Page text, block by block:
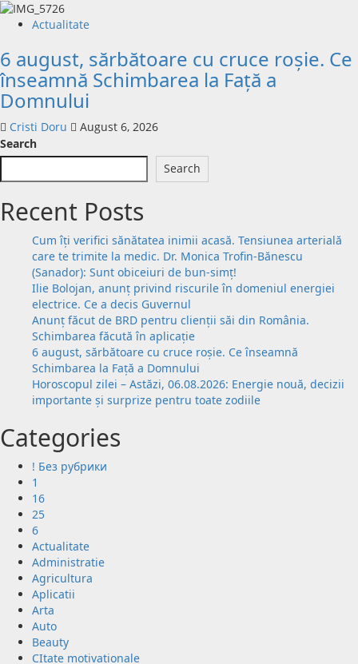
Actualitate
6 august, sărbătoare cu cruce roșie. Ce
înseamnă Schimbarea la Față a
Domnului
Cristi Doru
August 6, 2026
Search
Search
Recent Posts
Cum îți verifici sănătatea inimii acasă. Tensiunea arterială
care te trimite la medic. Dr. Monica Trofin-Bănescu
(Sanador): Sunt obiceiuri de bun-simț!
Ilie Bolojan, anunț privind riscurile în domeniul energiei
electrice. Ce a decis Guvernul
Anunț făcut de BRD pentru clienții săi din România.
Schimbarea făcută în aplicație
6 august, sărbătoare cu cruce roșie. Ce înseamnă
Schimbarea la Față a Domnului
Horoscopul zilei – Astăzi, 06.08.2026: Energie nouă, decizii
importante și surprize pentru toate zodiile
Categories
! Без рубрики
1
16
25
6
Actualitate
Administratie
Agricultura
Aplicatii
Arta
Auto
Beauty
CItate motivationale